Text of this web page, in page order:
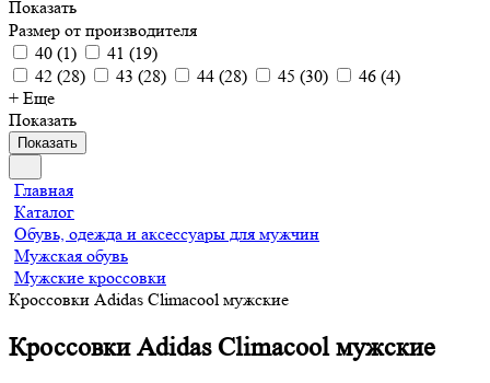
Показать
Размер от производителя
40 (1) 41 (19)
42 (28) 43 (28) 44 (28) 45 (30) 46 (4)
+ Еще
Показать
Показать
Главная
Каталог
Обувь, одежда и аксессуары для мужчин
Мужская обувь
Мужские кроссовки
Кроссовки Adidas Climacool мужские
Кроссовки Adidas Climacool мужские